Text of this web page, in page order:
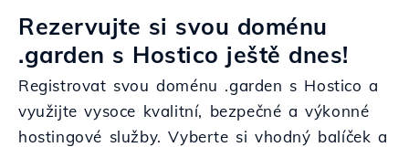
Rezervujte si svou doménu
.garden s Hostico ještě dnes!
Registrovat svou doménu .garden s Hostico a
využijte vysoce kvalitní, bezpečné a výkonné
hostingové služby. Vyberte si vhodný balíček a